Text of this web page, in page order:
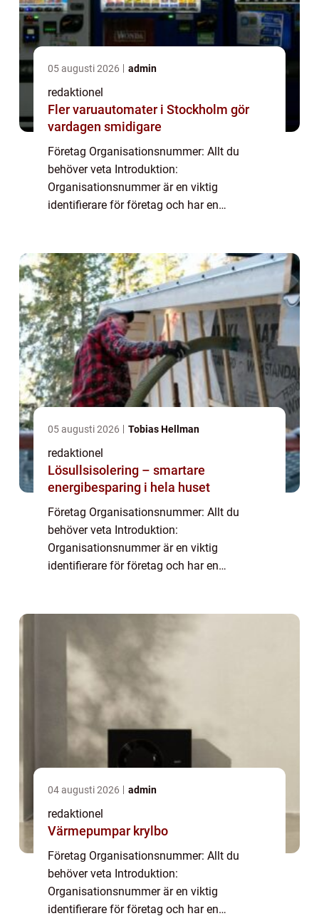
05 augusti 2026 admin
redaktionel
Fler varuautomater i Stockholm gör
vardagen smidigare
Företag Organisationsnummer: Allt du
behöver veta Introduktion:
Organisationsnummer är en viktig
identifierare för företag och har en
övergripande översikt över vad föret...
05 augusti 2026 Tobias Hellman
redaktionel
Lösullsisolering – smartare
energibesparing i hela huset
Företag Organisationsnummer: Allt du
behöver veta Introduktion:
Organisationsnummer är en viktig
identifierare för företag och har en
04 augusti 2026 admin
redaktionel
Värmepumpar krylbo
Företag Organisationsnummer: Allt du
behöver veta Introduktion:
Organisationsnummer är en viktig
identifierare för företag och har en